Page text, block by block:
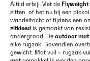
Altijd erbij! Met de Flyweight
zitten, of het nu bij een
wandeltocht of tijdens een
zitkleed is gemaakt van
ondergrond. De outdoor mat
elke rugzak. Bovendien
gewicht. Mat vuil = rugzak